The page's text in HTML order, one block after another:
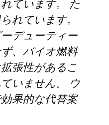
ています。 た
れています。
デューティー
、バイオ燃料
張性があるこ
いません。 ウ
果的な代替案